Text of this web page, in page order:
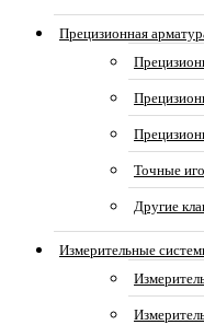
Прецизионная
Точные
Другие
Измерительные